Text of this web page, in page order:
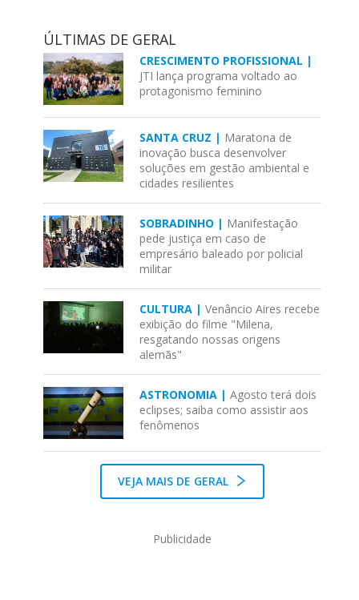
ÚLTIMAS DE GERAL
CRESCIMENTO PROFISSIONAL |
JTI lança programa voltado ao
protagonismo feminino
SANTA CRUZ | Maratona de
inovação busca desenvolver
soluções em gestão ambiental e
cidades resilientes
SOBRADINHO | Manifestação
pede justiça em caso de
empresário baleado por policial
militar
CULTURA |Venâncio Aires recebe
exibição do filme "Milena,
resgatando nossas origens
alemãs"
ASTRONOMIA |Agosto terá dois
eclipses; saiba como assistir aos
fenômenos
VEJA MAIS DE GERAL
Publicidade